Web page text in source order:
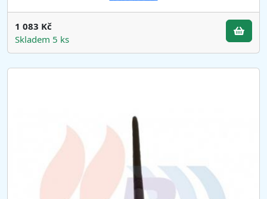
1 083 Kč
Skladem 5 ks